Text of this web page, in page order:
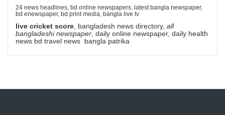
24 news headlines, bd online newspapers, latest bangla newspaper,
bd enewspaper, bd print media, bangla live tv
live cricket score , bangladesh news directory, all
bangladeshi newspaper , daily online newspaper, daily health
news bd travel news bangla patrika